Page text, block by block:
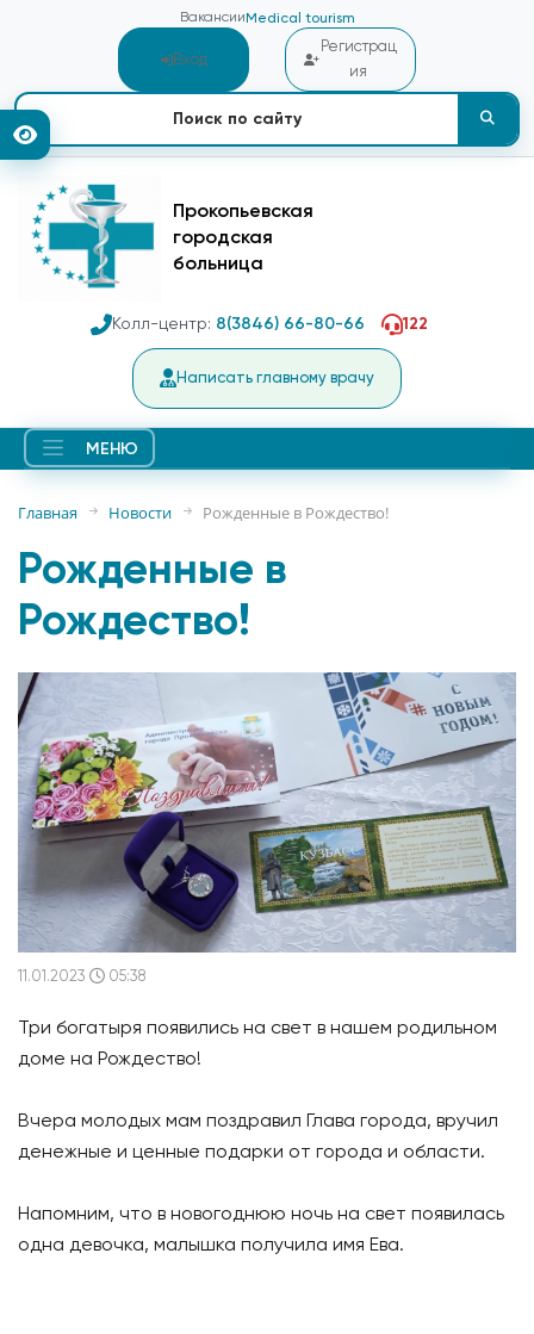
Вакансии Medical tourism
Вход
Регистрац
ия
Прокопьевская
городская
больница
Колл-центр: 8(3846) 66-80-66 122
Написать главному врачу
МЕНЮ
Главная Новости Рожденные в Рождество!
Рожденные в
Рождество!
11.01.2023 05:38
Три богатыря появились на свет в нашем родильном
доме на Рождество!
Вчера молодых мам поздравил Глава города, вручил
денежные и ценные подарки от города и области.
Напомним, что в новогоднюю ночь на свет появилась
одна девочка, малышка получила имя Ева.